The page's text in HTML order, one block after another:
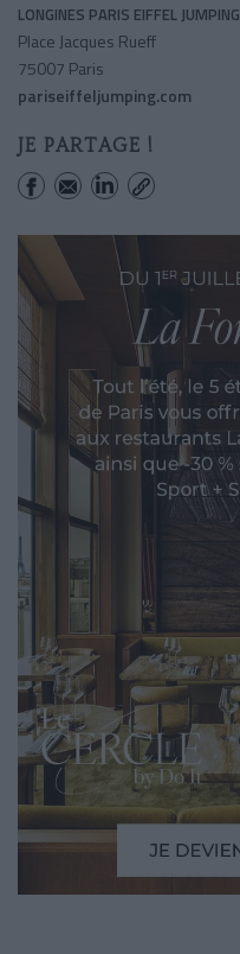
LONGINES PARIS EIFFEL JUMPING
Place Jacques Rueff
75007 Paris
pariseiffeljumping.com
JE PARTAGE !